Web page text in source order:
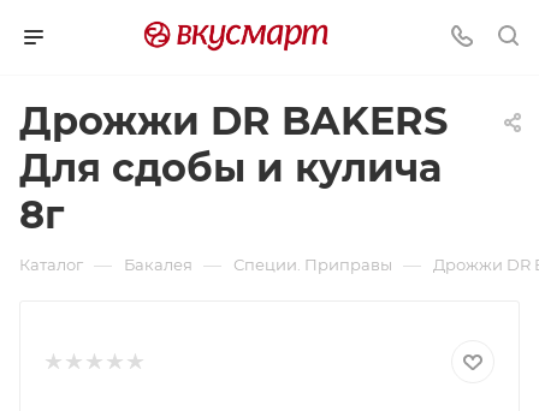
Дрожжи DR BAKERS
Для сдобы и кулича
8г
Каталог — Бакалея — Специи. Приправы — Дрожжи DR